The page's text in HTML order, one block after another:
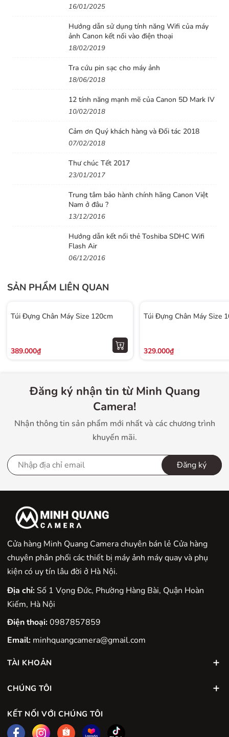
16/01/2025
Hướng dẫn sử dụng tính năng Wifi của máy
ảnh Canon kết nối vào điện thoại
18/02/2019
Tra cứu pin sạc cho máy ảnh
18/06/2018
12 tính năng mạnh mẽ của Canon 5D Mark IV
10/02/2018
Cảm ơn Quý khách hàng và Đối tác 2018
07/02/2018
Thư chúc Tết 2017
23/01/2017
Trung tâm bảo hành chính hãng Canon Việt
Nam ở đâu ?
13/12/2016
Hướng dẫn kết nối thẻ Toshiba SDHC Wifi
Flash Air
06/12/2016
SẢN PHẨM LIÊN QUAN
Túi Đựng Chân Máy Size 120cm
389.000₫
Túi Đựng Chân Máy Size
329.000₫
Đăng ký nhận tin từ Minh Quang
Camera!
Nhận thông tin sản phẩm mới nhất và các chương trình
khuyến mãi.
Đăng ký
Cửa hàng Minh Quang Camera chuyên bán lẻ Cửa hàng
chuyên phân phối các thiết bị máy ảnh máy quay và phụ
kiện có uy tín lâu đời ở Hà Nội.
Địa chỉ:Số 1 Vọng Đức, Phường Hàng Bài, Quận Hoàn
Kiếm, Hà Nội
Điện thoại:0987857859
Email: minhquangcamera@gmail.com
TÀI KHOẢN
CHÚNG TÔI
KẾT NỐI VỚI CHÚNG TÔI